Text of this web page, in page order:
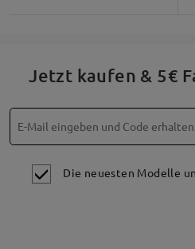
Jetzt kaufen & 5€
Die neuesten Modelle